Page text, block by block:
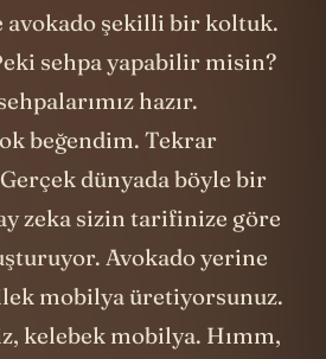
avokado şekilli bir koltuk.
sehpa yapabilir misin?
hazır.
beğendim. Tekrar
dünyada böyle bir
zeka sizin tarifinize göre
Avokado yerine
mobilya üretiyorsunuz.
kelebek mobilya. Hımm,